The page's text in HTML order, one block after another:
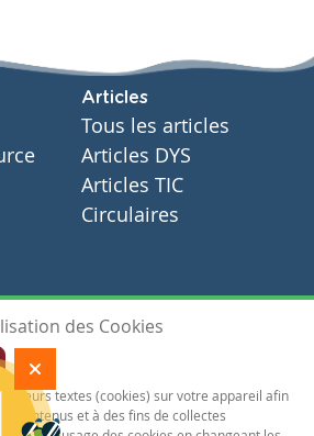
Articles
Tous les articles
Articles DYS
Articles TIC
Circulaires
newsletter
des Cookies
textes (cookies) sur votre appareil afin
contenus et à des fins de collectes